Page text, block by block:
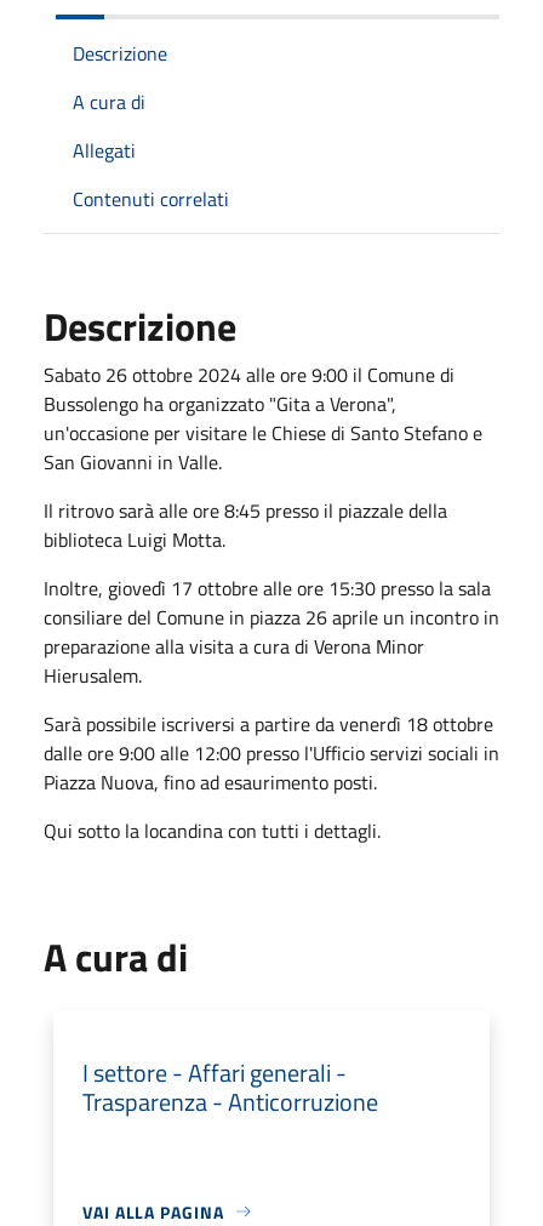
Descrizione
A cura di
Allegati
Contenuti correlati
Descrizione
Sabato 26 ottobre 2024 alle ore 9:00 il Comune di
Bussolengo ha organizzato "Gita a Verona",
un'occasione per visitare le Chiese di Santo Stefano e
San Giovanni in Valle.
Il ritrovo sarà alle ore 8:45 presso il piazzale della
biblioteca Luigi Motta.
Inoltre, giovedì 17 ottobre alle ore 15:30 presso la sala
consiliare del Comune in piazza 26 aprile un incontro in
preparazione alla visita a cura di Verona Minor
Hierusalem.
Sarà possibile iscriversi a partire da venerdì 18 ottobre
dalle ore 9:00 alle 12:00 presso l'Ufficio servizi sociali in
Piazza Nuova, fino ad esaurimento posti.
Qui sotto la locandina con tutti i dettagli.
A cura di
I settore - Affari generali -
Trasparenza - Anticorruzione
VAI ALLA PAGINA